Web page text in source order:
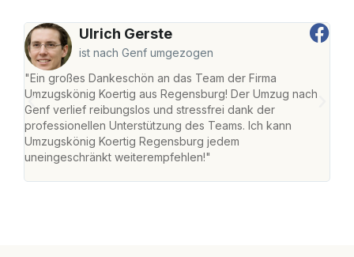
Ulrich Gerste
ist nach Genf umgezogen
"Ein großes Dankeschön an das Team der Firma
Umzugskönig Koertig aus Regensburg! Der Umzug nach
Genf verlief reibungslos und stressfrei dank der
professionellen Unterstützung des Teams. Ich kann
Umzugskönig Koertig Regensburg jedem
uneingeschränkt weiterempfehlen!"